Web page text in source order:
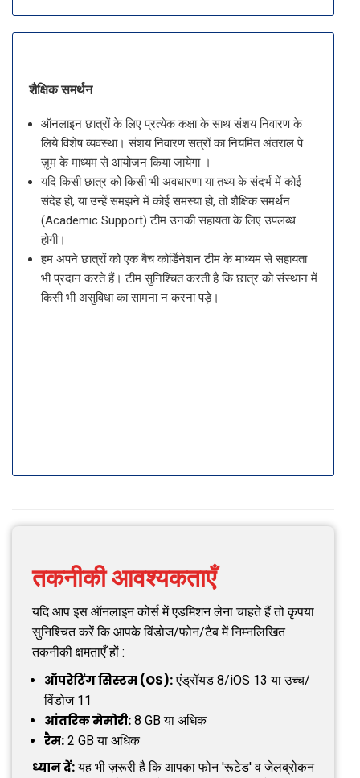
शैक्षिक समर्थन
ऑनलाइन छात्रों के लिए प्रत्येक कक्षा के साथ संशय निवारण के
लिये विशेष व्यवस्था। संशय निवारण सत्रों का नियमित अंतराल पे
ज़ूम के माध्यम से आयोजन किया जायेगा ।
यदि किसी छात्र को किसी भी अवधारणा या तथ्य के संदर्भ में कोई
संदेह हो, या उन्हें समझने में कोई समस्या हो, तो शैक्षिक समर्थन
(Academic Support) टीम उनकी सहायता के लिए उपलब्ध
होगी।
हम अपने छात्रों को एक बैच कोर्डिनेशन टीम के माध्यम से सहायता
भी प्रदान करते हैं। टीम सुनिश्चित करती है कि छात्र को संस्थान में
किसी भी असुविधा का सामना न करना पड़े।
तकनीकी आवश्यकताएँ
यदि आप इस ऑनलाइन कोर्स में एडमिशन लेना चाहते हैं तो कृपया
सुनिश्चित करें कि आपके विंडोज/फोन/टैब में निम्नलिखित
तकनीकी क्षमताएँ हों :
ऑपरेटिंग सिस्टम (OS):एंड्रॉयड 8/iOS 13 या उच्च/
विंडोज 11
आंतरिक मेमोरी: 8 GB या अधिक
रैम: 2 GB या अधिक
ध्यान दें:यह भी ज़रूरी है कि आपका फोन 'रूटेड' व जेलब्रोकन